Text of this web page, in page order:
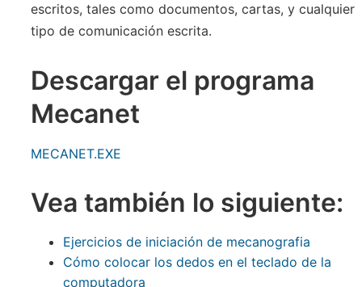
escritos, tales como documentos, cartas, y cualquier
tipo de comunicación escrita.
Descargar el programa
Mecanet
MECANET.EXE
Vea también lo siguiente:
Ejercicios de iniciación de mecanografia
Cómo colocar los dedos en el teclado de la
computadora